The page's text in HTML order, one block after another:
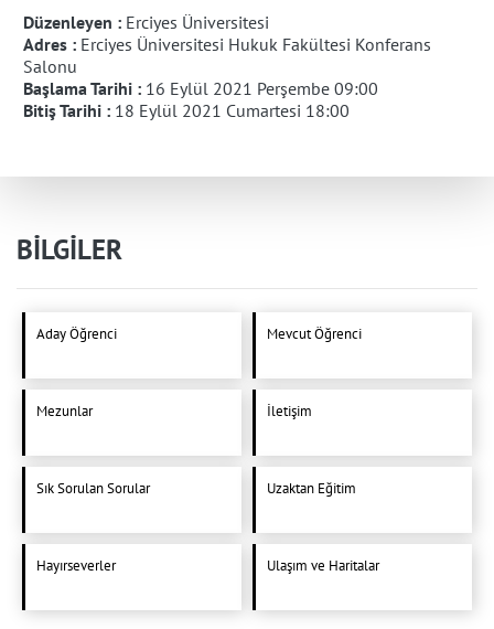
Düzenleyen : Erciyes Üniversitesi
Adres : Erciyes Üniversitesi Hukuk Fakültesi Konferans
Salonu
Başlama Tarihi : 16 Eylül 2021 Perşembe 09:00
Bitiş Tarihi : 18 Eylül 2021 Cumartesi 18:00
BİLGİLER
Aday Öğrenci Mevcut Öğrenci
Mezunlar İletişim
Sık Sorulan Sorular Uzaktan Eğitim
Hayırseverler Ulaşım ve Haritalar